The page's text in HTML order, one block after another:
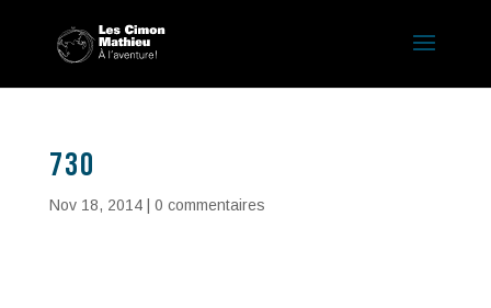
730
Nov 18, 2014| 0 commentaires